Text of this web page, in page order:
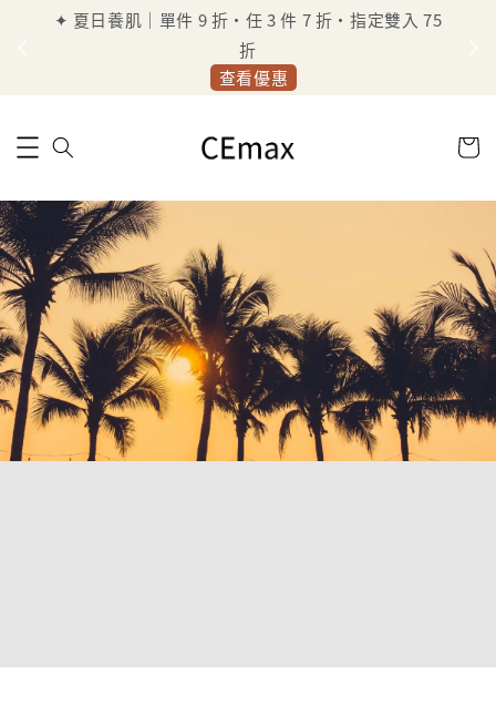
✦ 夏日養肌｜單件 9 折・任 3 件 7 折・指定雙入 75
折
查看優惠